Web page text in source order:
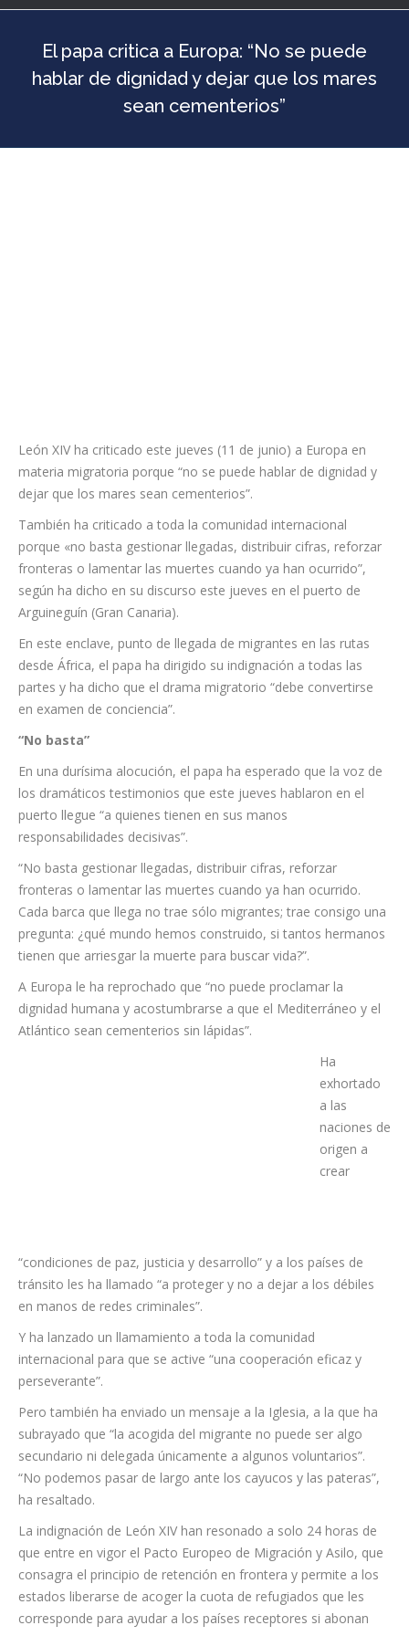
El papa critica a Europa: “No se puede
sean cementerios”
León XIV ha criticado este jueves (11 de junio) a Europa en
materia migratoria porque “no se puede hablar de dignidad y
dejar que los mares sean cementerios”.
También ha criticado a toda la comunidad internacional
porque «no basta gestionar llegadas, distribuir cifras, reforzar
fronteras o lamentar las muertes cuando ya han ocurrido”,
según ha dicho en su discurso este jueves en el puerto de
Arguineguín (Gran Canaria).
En este enclave, punto de llegada de migrantes en las rutas
desde África, el papa ha dirigido su indignación a todas las
partes y ha dicho que el drama migratorio “debe convertirse
“No basta”
En una durísima alocución, el papa ha esperado que la voz de
los dramáticos testimonios que este jueves hablaron en el
puerto llegue “a quienes tienen en sus manos
responsabilidades decisivas”.
“No basta gestionar llegadas, distribuir cifras, reforzar
fronteras o lamentar las muertes cuando ya han ocurrido.
Cada barca que llega no trae sólo migrantes; trae consigo una
pregunta: ¿qué mundo hemos construido, si tantos hermanos
tienen que arriesgar la muerte para buscar vida?”.
A Europa le ha reprochado que “no puede proclamar la
dignidad humana y acostumbrarse a que el Mediterráneo y el
Ha
exhortado
a las
naciones de
“condiciones de paz, justicia y desarrollo” y a los países de
tránsito les ha llamado “a proteger y no a dejar a los débiles
en manos de redes criminales”.
Y ha lanzado un llamamiento a toda la comunidad
internacional para que se active “una cooperación eficaz y
perseverante”.
Pero también ha enviado un mensaje a la Iglesia, a la que ha
subrayado que “la acogida del migrante no puede ser algo
secundario ni delegada únicamente a algunos voluntarios”.
“No podemos pasar de largo ante los cayucos y las pateras”,
ha resaltado.
La indignación de León XIV han resonado a solo 24 horas de
que entre en vigor el Pacto Europeo de Migración y Asilo, que
consagra el principio de retención en frontera y permite a los